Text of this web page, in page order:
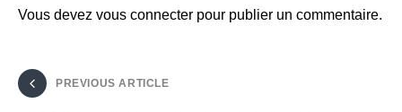
Vous devez vous connecter pour publier un commentaire.
PREVIOUS ARTICLE